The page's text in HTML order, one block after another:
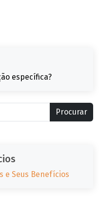
específica?
Procurar
e Seus Benefícios